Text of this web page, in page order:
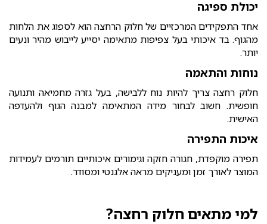
יכולת ספיגה
אחד התפקידים המרכזיים של חלוק הרחצה הוא לספוג את הלחות
מהגוף. בד איכותי בעל צפיפות מתאימה יסייע לייבוש מהיר ונעים
יותר.
נוחות והתאמה
חלוק רחצה צריך להיות נוח ללבישה, בעל גזרה מחמיאה ותנועה
חופשית. חשוב לבחור מידה המתאימה למבנה הגוף ולהעדפה
האישית.
איכות התפירה
תפירה מוקפדת, חגורה חזקה וגימורים איכותיים תורמים לעמידות
המוצר לאורך זמן ומעניקים מראה אלגנטי ומסודר.
למי מתאים חלוק רחצה?